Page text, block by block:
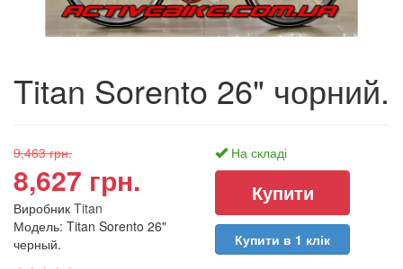
Titan Sorento 26" чорний.
9,463 грн.
8,627 грн.
Виробник Titan
Модель: Titan Sorento 26"
черный.
На складі
Купити в 1 клік